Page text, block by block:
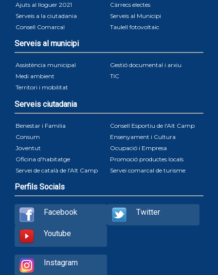
Ajuts al lloguer 2021
Càrrecs electes
Serveis a la ciutadania
Serveis al Municipi
Consell Comarcal
Taulell fotovoltaic
Serveis al municipi
Assistència municipal
Gestió documental i arxiu
Medi ambient
TIC
Territori i mobilitat
Serveis ciutadania
Benestar i Familia
Consell Esportiu de l'Alt Camp
Consum
Ensenyament i Cultura
Joventut
Ocupació i Empresa
Oficina d'habitatge
Promoció productes locals
Servei de català de l'Alt Camp
Servei comarcal de turisme
Perfils Socials
Facebook Twitter
Youtube
Instagram